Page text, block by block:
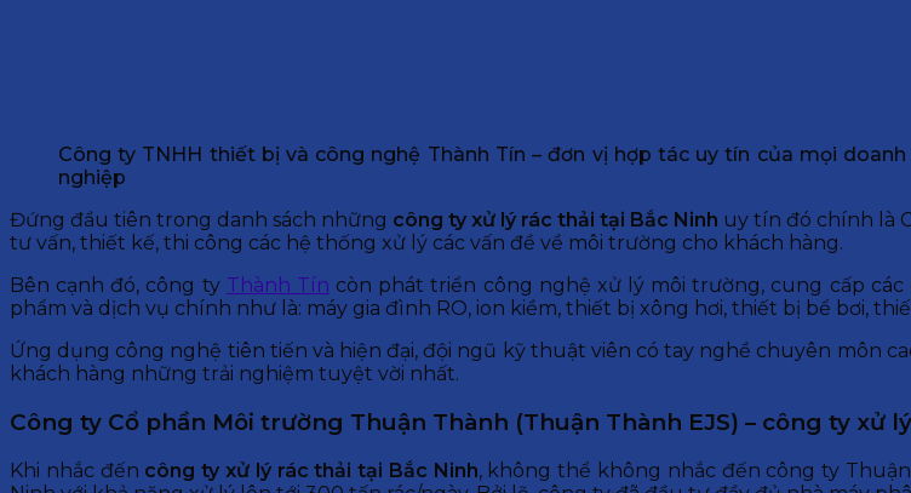
Công ty TNHH thiết bị và công nghệ Thành Tín – đơn vị hợp tác uy tín của mọi doanh
nghiệp
Đứng đầu tiên trong danh sách những công ty xử lý rác thải tại Bắc Ninh uy tín đó chính là
tư vấn, thiết kế, thi công các hệ thống xử lý các vấn đề về môi trường cho khách hàng.
Bên cạnh đó, công ty Thành Tín còn phát triển công nghệ xử lý môi trường, cung cấp
phẩm và dịch vụ chính như là: máy gia đình RO, ion kiềm, thiết bị xông hơi, thiết bị bể bơi,
Ứng dụng công nghệ tiên tiến và hiện đại, đội ngũ kỹ thuật viên có tay nghề chuyên môn
khách hàng những trải nghiệm tuyệt vời nhất.
Công ty Cổ phần Môi trường Thuận Thành (Thuận Thành EJS) – công ty xử
Khi nhắc đến công ty xử lý rác thải tại Bắc Ninh, không thể không nhắc đến công ty